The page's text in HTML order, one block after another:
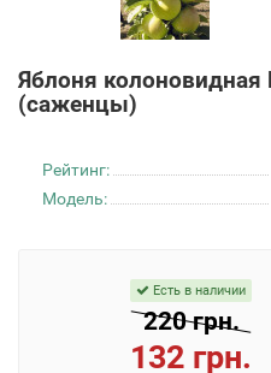
Яблоня колоновидная
(саженцы)
Рейтинг:
Модель:
Есть в наличии
220 грн.
132 грн.